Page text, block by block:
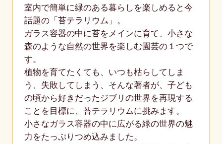
室内で簡単に緑のある暮らしを楽しめると今
話題の「苔テラリウム」。
ガラス容器の中に苔をメインに育て、小さな
森のような自然の世界を楽しむ園芸の１つで
す。
植物を育てたくても、いつも枯らしてしま
う、失敗してしまう、そんな著者が、子ども
の頃から好きだったジブリの世界を再現する
ことを目標に、苔テラリウムに挑みます。
小さなガラス容器の中に広がる緑の世界の魅
力をたっぷりつめ込みました。